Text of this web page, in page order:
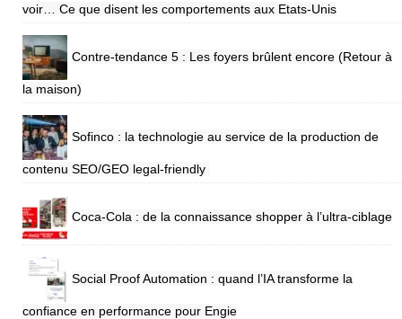
voir… Ce que disent les comportements aux Etats-Unis
Contre-tendance 5 : Les foyers brûlent encore (Retour à
la maison)
Sofinco : la technologie au service de la production de
contenu SEO/GEO legal-friendly
Coca-Cola : de la connaissance shopper à l’ultra-ciblage
Social Proof Automation : quand l’IA transforme la
confiance en performance pour Engie